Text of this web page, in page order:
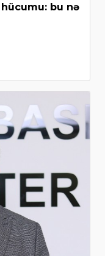
hücumu: bu nə